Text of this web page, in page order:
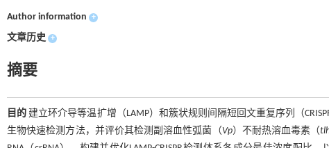
Author information +
文章历史 +
摘要
目的 建立环介导等温扩增（LAMP）和簇状规则间隔短回文重复序列（
生物快速检测方法，并评价其检测副溶血性弧菌（Vp）不耐热溶血毒素（